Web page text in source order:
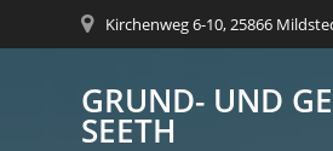
Inhalt
Kirchenweg 6-10, 25866
GRUND- UND
EETH